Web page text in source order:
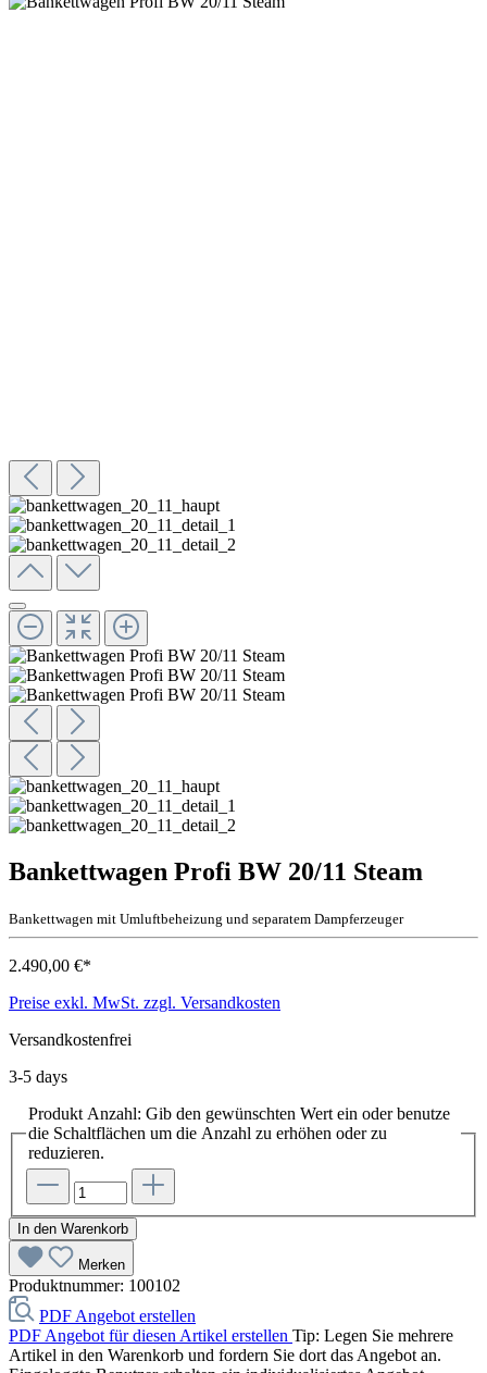
Bankettwagen Profi BW 20/11 Steam
Bankettwagen mit Umluftbeheizung und separatem Dampferzeuger
2.490,00 €*
Preise exkl. MwSt. zzgl. Versandkosten
Versandkostenfrei
3-5 days
Produkt Anzahl: Gib den gewünschten Wert ein oder benutze
die Schaltflächen um die Anzahl zu erhöhen oder zu
reduzieren.
In den Warenkorb
Merken
Produktnummer: 100102
PDF Angebot erstellen
PDF Angebot für diesen Artikel erstellen Tip: Legen Sie mehrere
Artikel in den Warenkorb und fordern Sie dort das Angebot an.